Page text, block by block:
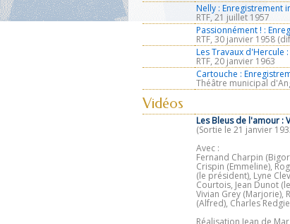
Nelly : Enregistrement
RTF, 21 juillet 1957
Passionnément ! :
RTF, 30 janvier 1958
Les Travaux d'Hercule
RTF, 20 janvier 1963
Cartouche :
Théâtre municipal
Vidéos
Les Bleus de l'amour :
(Sortie le 21 janvier
Avec :
Fernand Charpin
Crispin (Emmeline),
(le président), Lyne
Courtois, Jean Dunot
Vivian Grey (Marjorie),
(Alfred), Charles
Réalisation Jean de